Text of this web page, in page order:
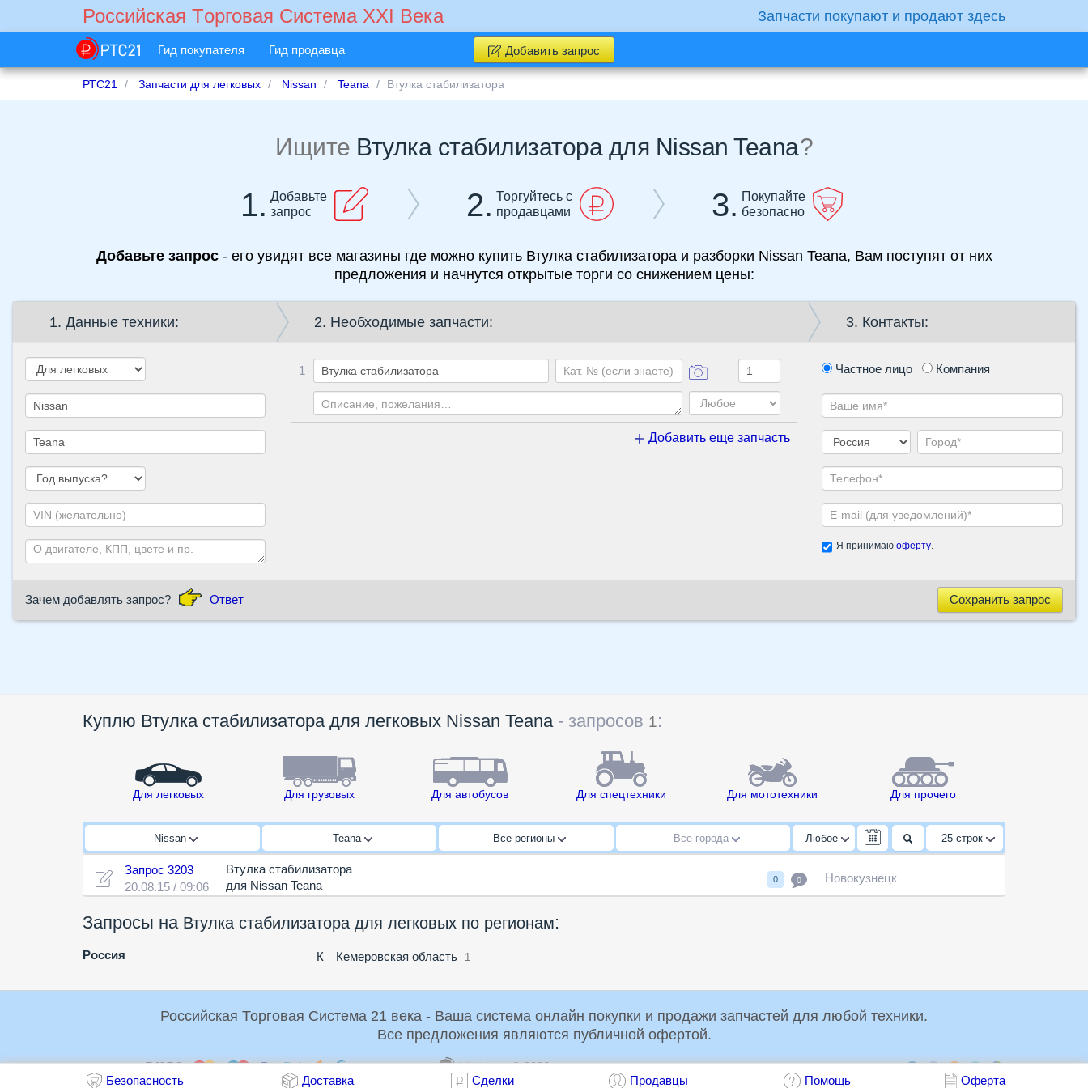
Российская Tорговая Cистема XXI Века Запчасти покупают и продают здесь
Гид покупателя Гид продавца Добавить запрос
РТС21 Запчасти для легковых Nissan Teana Втулка стабилизатора
Ищите Втулка стабилизатора для Nissan Teana?
1. Добавьте
запрос
2. Торгуйтесь с
продавцами
3. Покупайте
безопасно
Добавьте запрос- его увидят все магазины где можно купить Втулка стабилизатора и разборки Nissan Teana, Вам поступят от них
предложения и начнутся открытые торги со снижением цены:
1. Данные техники: 2. Необходимые запчасти:
1
Добавить еще запчасть
3. Контакты:
Частное лицо Компания
Я принимаю оферту.
Зачем добавлять запрос? Ответ Сохранить запрос
Куплю Втулка стабилизатора для легковых Nissan Teana - запросов 1:
Для легковых Для грузовых Для автобусов Для спецтехники Для мототехники Для прочего
Nissan Teana Все регионы Все города Любое 25строк
Запрос 3203
20.08.15 / 09:06
Втулка стабилизатора
для Nissan Teana
0 0 Новокузнецк
Запросы на Втулка стабилизатора для легковых по регионам:
Россия К Кемеровская область 1
Безопасность Доставка Сделки Продавцы Помощь Оферта
Российская Торговая Система 21 века - Ваша система онлайн покупки и продажи запчастей для любой техники.
Все предложения являются публичной офертой.
Оплата: 1.1© 2026 dir@rts21.ru
Обсудить: